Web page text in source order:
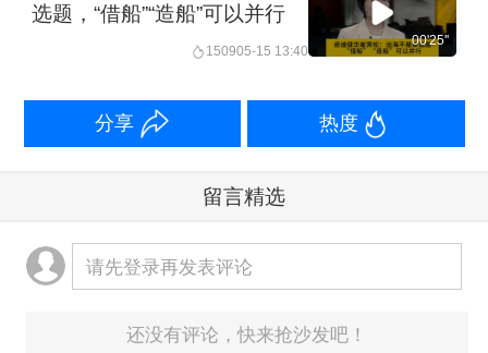
选题，“借船”“造船”可以并行
150905-15 13:40
00'25''
分享 热度
留言精选
请先登录再发表评论
还没有评论，快来抢沙发吧！